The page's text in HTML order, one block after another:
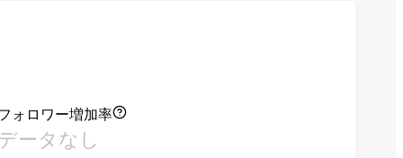
ォロワー増加率
ータなし